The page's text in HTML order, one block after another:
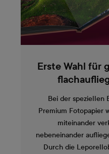
Erste Wahl für
Bei der speziellen
Premium Fotopapier
miteinander
nebeneinander
Durch die